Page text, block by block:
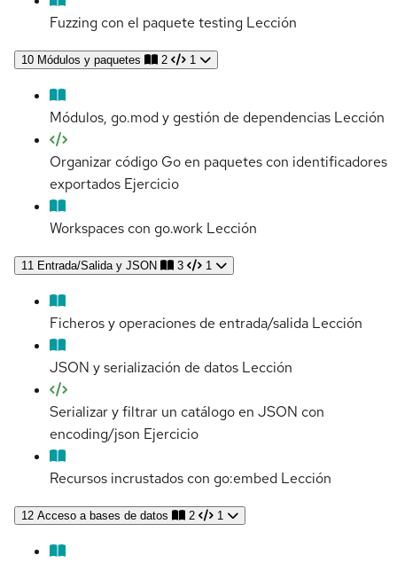
Fuzzing con el paquete testing Lección
10 Módulos y paquetes 2 1
Módulos, go.mod y gestión de dependencias Lección
Organizar código Go en paquetes con identificadores
exportados Ejercicio
Workspaces con go.work Lección
11 Entrada/Salida y JSON 3 1
Ficheros y operaciones de entrada/salida Lección
JSON y serialización de datos Lección
Serializar y filtrar un catálogo en JSON con
encoding/json Ejercicio
Recursos incrustados con go:embed Lección
12 Acceso a bases de datos 2 1